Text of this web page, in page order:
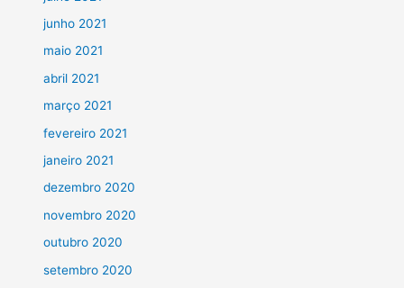
junho 2021
maio 2021
abril 2021
março 2021
fevereiro 2021
janeiro 2021
dezembro 2020
novembro 2020
outubro 2020
setembro 2020